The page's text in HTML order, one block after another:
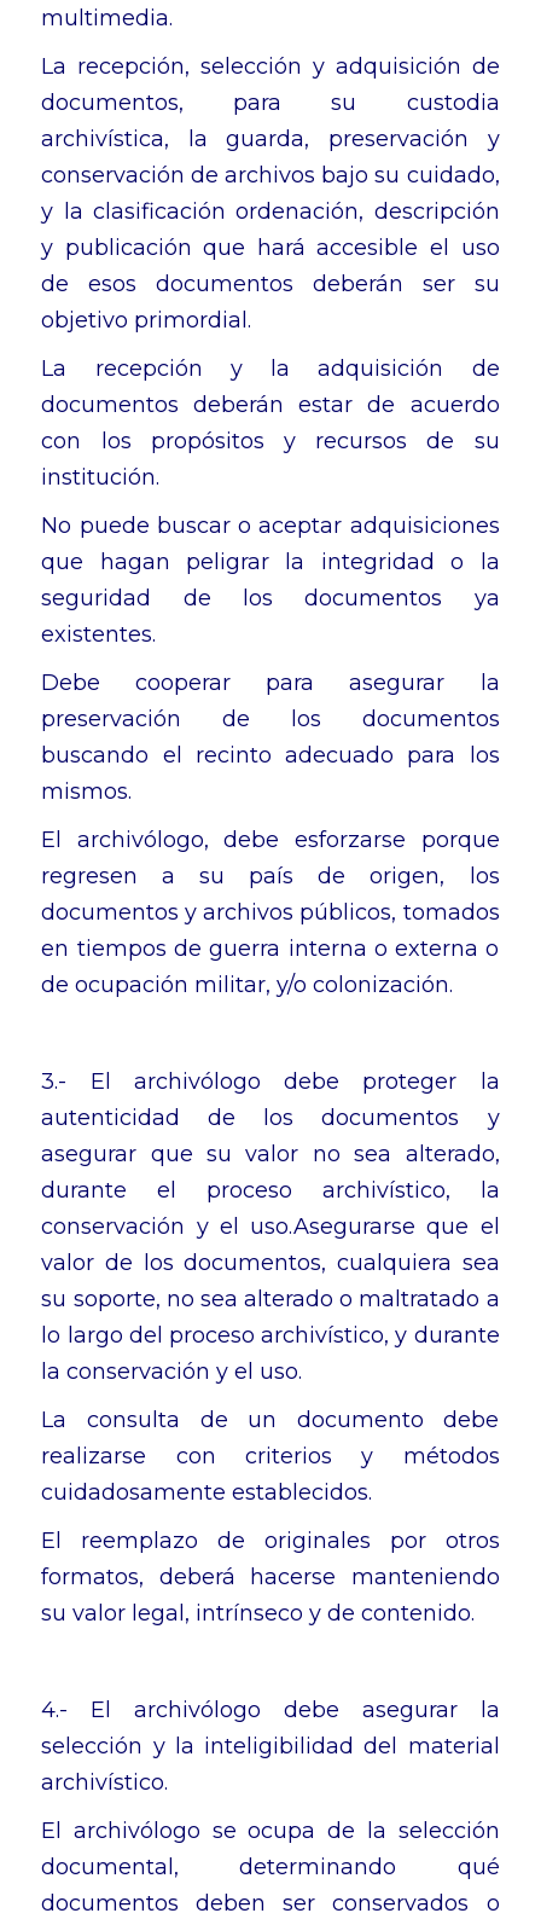
multimedia.
La recepción, selección y adquisición de
documentos, para su custodia
archivística, la guarda, preservación y
conservación de archivos bajo su cuidado,
y la clasificación ordenación, descripción
y publicación que hará accesible el uso
de esos documentos deberán ser su
objetivo primordial.
La recepción y la adquisición de
documentos deberán estar de acuerdo
con los propósitos y recursos de su
institución.
No puede buscar o aceptar adquisiciones
que hagan peligrar la integridad o la
seguridad de los documentos ya
existentes.
Debe cooperar para asegurar la
preservación de los documentos
buscando el recinto adecuado para los
mismos.
El archivólogo, debe esforzarse porque
regresen a su país de origen, los
documentos y archivos públicos, tomados
en tiempos de guerra interna o externa o
de ocupación militar, y/o colonización.
3.- El archivólogo debe proteger la
autenticidad de los documentos y
asegurar que su valor no sea alterado,
durante el proceso archivístico, la
conservación y el uso.Asegurarse que el
valor de los documentos, cualquiera sea
su soporte, no sea alterado o maltratado a
lo largo del proceso archivístico, y durante
la conservación y el uso.
La consulta de un documento debe
realizarse con criterios y métodos
cuidadosamente establecidos.
El reemplazo de originales por otros
formatos, deberá hacerse manteniendo
su valor legal, intrínseco y de contenido.
4.- El archivólogo debe asegurar la
selección y la inteligibilidad del material
archivístico.
El archivólogo se ocupa de la selección
documental, determinando qué
documentos deben ser conservados o